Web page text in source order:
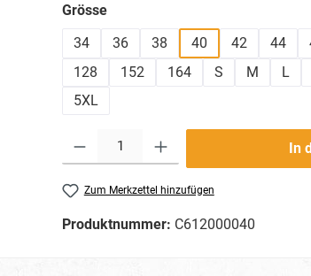
Grösseauswählen
34
36 38 40 42 44
128
152 164 S M L
5XL
In
Zum Merkzettel hinzufügen
Produktnummer: C612000040